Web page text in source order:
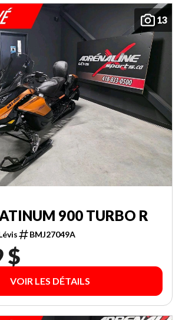
13
900 TURBO R
BMJ27049A
$
VOIR LES DÉTAILS